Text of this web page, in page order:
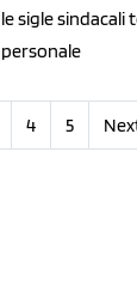
le sigle sindacali
personale
4 5